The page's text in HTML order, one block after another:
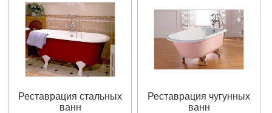
Реставрация стальных
ванн
Реставрация чугунных
ванн